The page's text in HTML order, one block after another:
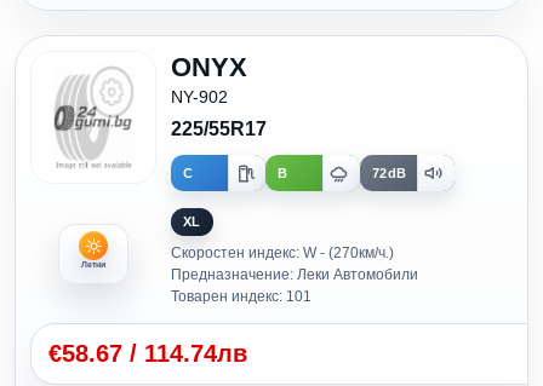
Летни
ONYX
NY-902
225/55R17
C B 72dB
XL
Скоростен индекс: W - (270км/ч.)
Предназначение: Леки Автомобили
Товарен индекс: 101
€58.67 / 114.74лв